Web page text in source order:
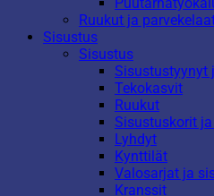
Ruukut ja
Sisustus
Sisustus
Sisustustyynyt
Tekokasvit
Ruukut
Sisustuskorit
Lyhdyt
Kynttilät
Valosarjat ja
Kranssit